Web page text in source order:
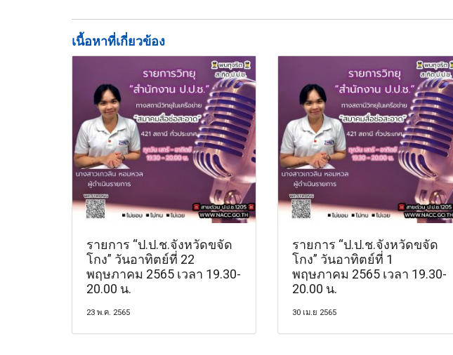
เนื้อหาที่เกี่ยวข้อง
รายการ “ป.ป.ช.จังหวัดขจัด
โกง” วันอาทิตย์ที่ 22
พฤษภาคม 2565 เวลา 19.30-
20.00 น.
23 พ.ค. 2565
รายการ “ป.ป.ช.จังหวัดขจัด
โกง” วันอาทิตย์ที่ 1
พฤษภาคม 2565 เวลา 19.30-
20.00 น.
30 เม.ย 2565